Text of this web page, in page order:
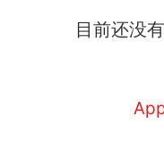
目前还没
洛
号
美